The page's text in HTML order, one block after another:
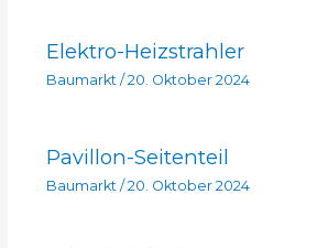
Elektro-Heizstrahler
Baumarkt /20. Oktober 2024
Pavillon-Seitenteil
Baumarkt /20. Oktober 2024